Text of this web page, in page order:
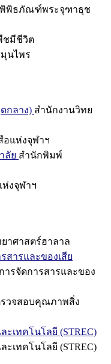
พิพิธภัณฑ์พระจุฑาธุช
มีชีวิต
นไพร
กลาง) สำนักงานวิทย
อแห่งจุฬาฯ
ลัย สำนักพิมพ์
งจุฬาฯ
าศาสตร์ฮาลาล
สารและของเสีย
ารจัดการสารและของ
วจสอบคุณภาพสิ่ง
เทคโนโลยี (STREC)
เทคโนโลยี (STREC)